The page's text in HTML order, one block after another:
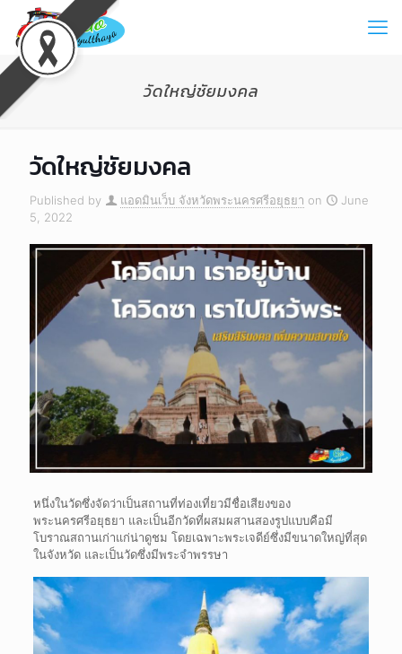
วัดใหญ่ชัยมงคล
วัดใหญ่ชัยมงคล
Published by แอดมินเว็บ จังหวัดพระนครศรีอยุธยา on
June
5, 2022
หนึ่งในวัดซึ่งจัดว่าเป็นสถานที่ท่องเที่ยวมีชื่อเสียงของ
พระนครศรีอยุธยา และเป็นอีกวัดที่ผสมผสานสองรูปแบบคือมี
โบราณสถานเก่าแก่น่าดูชม โดยเฉพาะพระเจดีย์ซึ่งมีขนาดใหญ่ที่สุด
ในจังหวัด และเป็นวัดซึ่งมีพระจำพรรษา